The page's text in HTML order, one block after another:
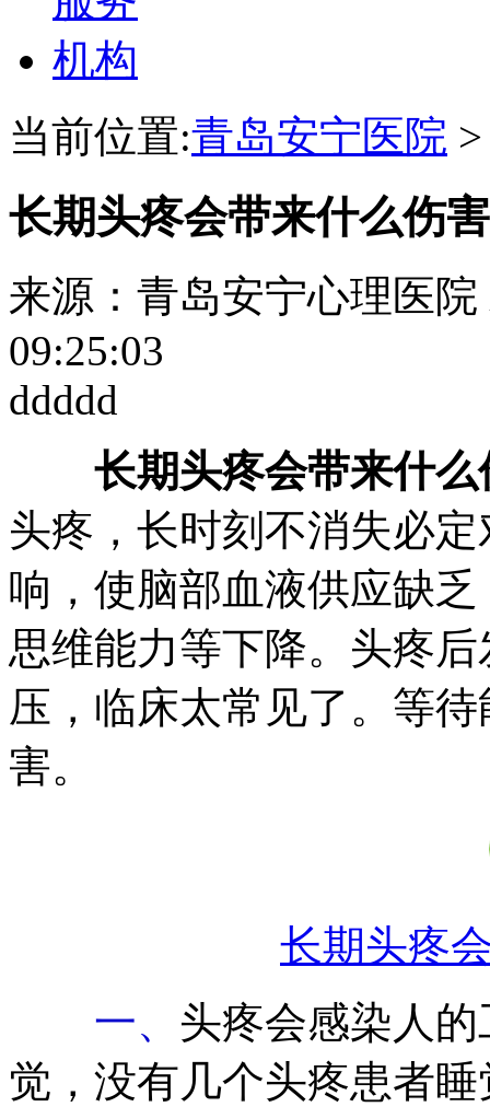
当前位置:青岛安宁医院
长期头疼会带来什么伤
来源：青岛安宁心理医院
09:25:03
ddddd
长期头疼会带来什么
头疼，长时刻不消失必
响，使脑部血液供应缺
思维能力等下降。头疼
压，临床太常见了。等
害。
长期头疼
一、 头疼会感染人
觉，没有几个头疼患者